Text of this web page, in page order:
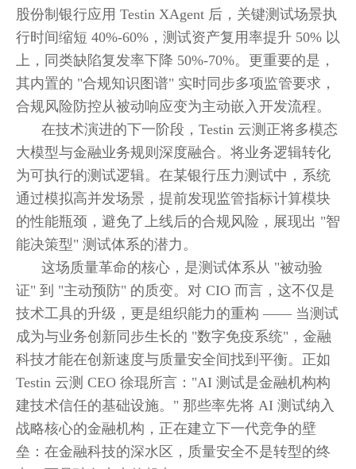
股份制银行应用 Testin XAgent 后，关键测试场景执
行时间缩短 40%-60%，测试资产复用率提升 50% 以
上，同类缺陷复发率下降 50%-70%。更重要的是，
其内置的 "合规知识图谱" 实时同步多项监管要求，
合规风险防控从被动响应变为主动嵌入开发流程。
在技术演进的下一阶段，Testin 云测正将多模态
大模型与金融业务规则深度融合。将业务逻辑转化
为可执行的测试逻辑。在某银行压力测试中，系统
通过模拟高并发场景，提前发现监管指标计算模块
的性能瓶颈，避免了上线后的合规风险，展现出 "智
能决策型" 测试体系的潜力。
这场质量革命的核心，是测试体系从 "被动验
证" 到 "主动预防" 的质变。对 CIO 而言，这不仅是
技术工具的升级，更是组织能力的重构 —— 当测试
成为与业务创新同步生长的 "数字免疫系统"，金融
科技才能在创新速度与质量安全间找到平衡。正如
Testin 云测 CEO 徐琨所言："AI 测试是金融机构构
建技术信任的基础设施。" 那些率先将 AI 测试纳入
战略核心的金融机构，正在建立下一代竞争的壁
垒：在金融科技的深水区，质量安全不是转型的终